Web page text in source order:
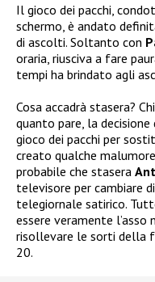
Il gioco dei pacchi,
schermo, è andato
di ascolti. Soltanto con
oraria, riusciva a fare
tempi ha brindato agli
Cosa accadrà stasera?
quanto pare, la decisione
gioco dei pacchi per
creato qualche
probabile che stasera
televisore per cambiare
telegiornale satirico.
essere veramente
risollevare le sorti della
20.